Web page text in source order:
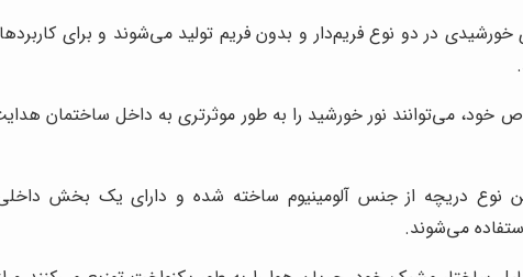
در دو نوع فریم‌دار و بدون فریم تولید می‌شوند و برای
می‌توانند نور خورشید را به طور موثرتری به داخل ساختمان
نوع دریچه از جنس آلومینیوم ساخته شده و دارای یک بخش
می‌شوند.